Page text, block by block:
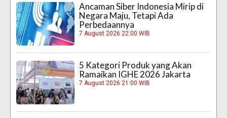
Ancaman Siber Indonesia Mirip di
Negara Maju, Tetapi Ada
Perbedaannya
7 August 2026 22:00 WIB
5 Kategori Produk yang Akan
Ramaikan IGHE 2026 Jakarta
7 August 2026 21:00 WIB